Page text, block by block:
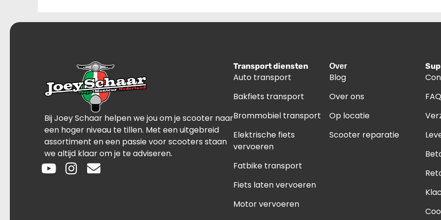
Bij Joey Schaar helpen we jou om je scooter naar
een hoger niveau te tillen. Met een uitgebreid
assortiment en een passie voor scooters staan
we altijd klaar om je te adviseren.
Transport diensten
Auto transport
Bakfiets transport
Brommobiel transport
Elektrische fiets
vervoeren
Fatbike transport
Fiets laten vervoeren
Motor vervoeren
Over
Blog
Over ons
Op locatie
Scooter reparatie